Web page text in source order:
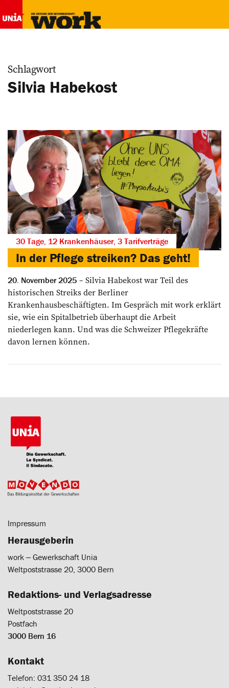
Schlagwort
Silvia Habekost
30 Tage, 12 Krankenhäuser, 3 Tarifverträge
In der Pflege streiken? Das geht!
20. November 2025
Silvia Habekost war Teil des
historischen Streiks der Berliner
Krankenhausbeschäftigten. Im Gespräch mit work erklärt
sie, wie ein Spitalbetrieb überhaupt die Arbeit
niederlegen kann. Und was die Schweizer Pflegekräfte
davon lernen können.
Impressum
Herausgeberin
work ‒ Gewerkschaft Unia
Weltpoststrasse 20, 3000 Bern
Redaktions- und Verlagsadresse
Weltpoststrasse 20
Postfach
3000 Bern 16
Kontakt
Telefon: 031 350 24 18